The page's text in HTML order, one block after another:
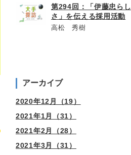
第294回：「伊藤忠らし
さ」を伝える採用活動
高松 秀樹
アーカイブ
2020年12月（19）
2021年1月（31）
2021年2月（28）
2021年3月（31）